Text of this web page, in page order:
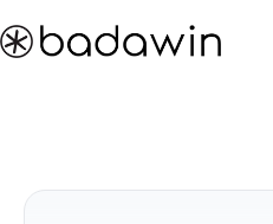
au
contenu